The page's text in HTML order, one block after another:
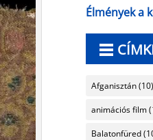
Élmények a
Afganisztán(10)
animációs film
Balatonfüred